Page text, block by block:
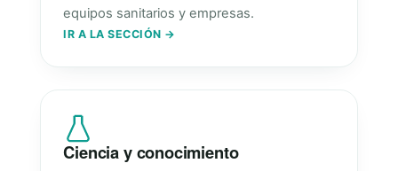
equipos sanitarios y empresas.
IR A LA SECCIÓN →
Ciencia y conocimiento